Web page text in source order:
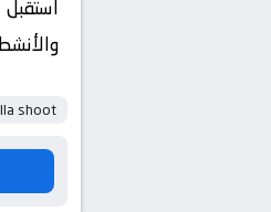
shoot